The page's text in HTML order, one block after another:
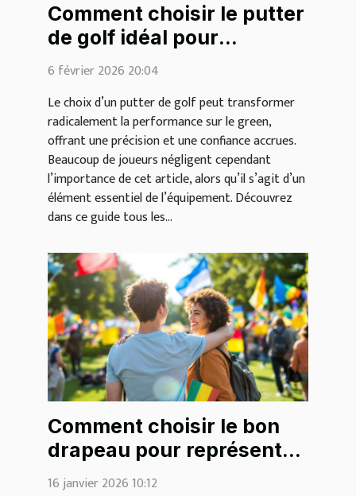
Comment choisir le putter
de golf idéal pour
améliorer votre jeu ?
6 février 2026 20:04
Le choix d’un putter de golf peut transformer
radicalement la performance sur le green,
offrant une précision et une confiance accrues.
Beaucoup de joueurs négligent cependant
l’importance de cet article, alors qu’il s’agit d’un
élément essentiel de l’équipement. Découvrez
dans ce guide tous les...
Comment choisir le bon
drapeau pour représenter
votre identité?
16 janvier 2026 10:12